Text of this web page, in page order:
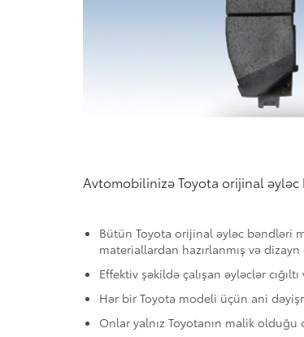
Avtomobilinizə Toyota orijinal əyləc
Bütün Toyota orijinal əyləc bəndləri
materiallardan hazırlanmış və
Effektiv şəkildə çalışan əyləclər
Hər bir Toyota modeli üçün ani
Onlar yalnız Toyotanın malik